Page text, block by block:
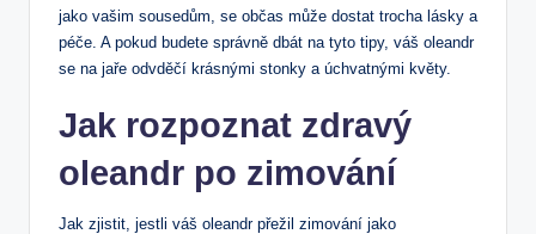
jako vašim ⁤sousedům, se občas⁤ může‌ dostat trocha lásky‍ a
péče. A pokud budete správně dbát⁣ na ⁤tyto ⁤tipy, váš ⁤oleandr
se ‌na jaře odvděčí krásnými stonky⁣ a ⁤úchvatnými květy.
Jak ⁤rozpoznat zdravý
oleandr po‍ zimování
Jak ​zjistit, ⁣jestli ​váš oleandr přežil zimování jako